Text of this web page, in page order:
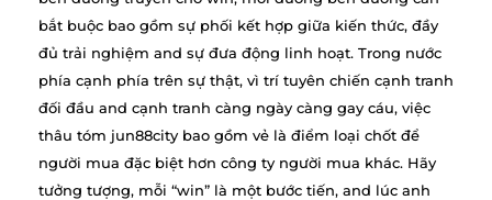
bắt buộc bao gồm sự phối kết hợp giữa kiến thức, đầy
đủ trải nghiệm and sự đưa động linh hoạt. Trong nước
phía cạnh phía trên sự thật, vì trí tuyên chiến cạnh tranh
đối đầu and cạnh tranh càng ngày càng gay cáu, việc
thâu tóm jun88city bao gồm vẻ là điểm loại chốt để
người mua đặc biệt hơn công ty người mua khác. Hãy
tưởng tượng, mỗi “win” là một bước tiến, and lúc anh